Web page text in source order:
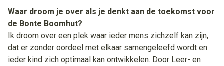
Waar droom je over als je denkt aan de toekomst voor
de Bonte Boomhut?
Ik droom over een plek waar ieder mens zichzelf kan zijn,
dat er zonder oordeel met elkaar samengeleefd wordt en
ieder kind zich optimaal kan ontwikkelen. Door Leer- en